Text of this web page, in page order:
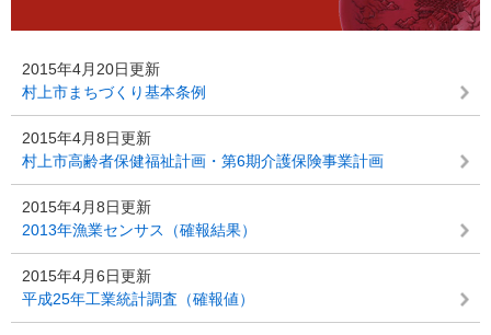
2015年4月20日更新
村上市まちづくり基本条例
2015年4月8日更新
村上市高齢者保健福祉計画・第6期介護保険事業計画
2015年4月8日更新
2013年漁業センサス（確報結果）
2015年4月6日更新
平成25年工業統計調査（確報値）